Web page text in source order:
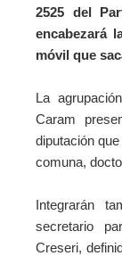
2525 del
encabezará
móvil que
La
Caram
diputación
comuna,
Integrarán
secretario
Creseri,